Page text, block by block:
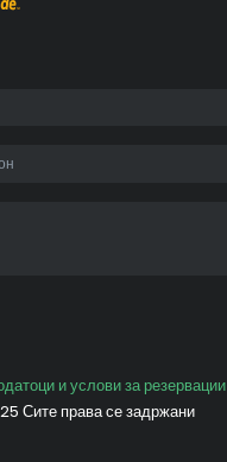
и услови за резервации
Сите права се задржани